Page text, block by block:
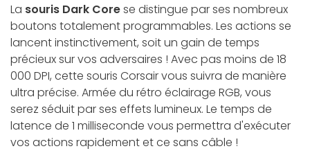
La souris Dark Corese distingue par ses nombreux
boutons totalement programmables. Les actions se
lancent instinctivement, soit un gain de temps
précieux sur vos adversaires ! Avec pas moins de 18
000 DPI, cette souris Corsair vous suivra de manière
ultra précise. Armée du rétro éclairage RGB, vous
serez séduit par ses effets lumineux. Le temps de
latence de 1 milliseconde vous permettra d'exécuter
vos actions rapidement et ce sans câble !